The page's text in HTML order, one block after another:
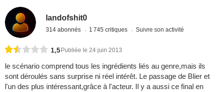
landofshit0
314 abonnés 1 745 critiques Suivre son activité
1,5 Publiée le 24 juin 2013
le scénario comprend tous les ingrédients liés au genre,mais ils
sont déroulés sans surprise ni réel intérêt. Le passage de Blier et
l'un des plus intéressant,grâce à l'acteur. Il y a aussi ce final en